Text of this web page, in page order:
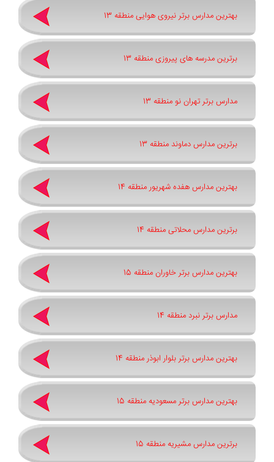
بهترین مدارس برتر نیروی هوایی منطقه 13
برترین مدرسه های پیروزی منطقه 13
مدارس برتر تهران نو منطقه 13
برترین مدارس دماوند منطقه 13
بهترین مدارس هفده شهریور منطقه 14
برترین مدارس محلاتی منطقه 14
بهترین مدارس برتر خاوران منطقه 15
مدارس برتر نبرد منطقه 14
بهترین مدارس برتر بلوار ابوذر منطقه 14
بهترین مدارس برتر مسعودیه منطقه 15
برترین مدارس مشیریه منطقه 15